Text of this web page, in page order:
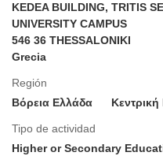
KEDEA BUILDING, TRITIS
UNIVERSITY CAMPUS
546 36 THESSALONIKI
Grecia
Región
Βόρεια Ελλάδα
Tipo de actividad
Higher or Secondary